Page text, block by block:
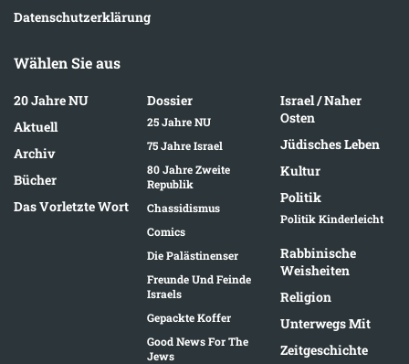
Datenschutzerklärung
Wählen Sie aus
20 Jahre NU
Aktuell
Archiv
Bücher
Das Vorletzte Wort
Dossier
25 Jahre NU
75 Jahre Israel
80 Jahre Zweite
Republik
Chassidismus
Comics
Die Palästinenser
Freunde Und Feinde
Israels
Gepackte Koffer
Good News For The
Jews
Israel / Naher
Osten
Jüdisches Leben
Kultur
Politik
Politik Kinderleicht
Rabbinische
Weisheiten
Religion
Unterwegs Mit
Zeitgeschichte